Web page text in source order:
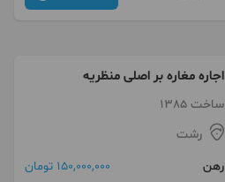
اجاره مغاره بر اصلی منظریه
ساخت 1385
رشت
رهن
150,000,000 تومان